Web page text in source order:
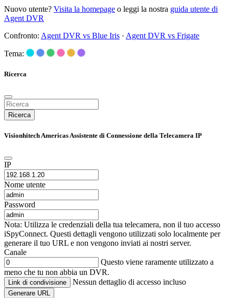
Nuovo utente? Visita la homepage o leggi la nostra guida utente di
Agent DVR
Confronto: Agent DVR vs Blue Iris · Agent DVR vs Frigate
Tema:
Ricerca
Ricerca
Visionhitech Americas Assistente di Connessione della Telecamera IP
IP
Nome utente
Password
Nota: Utilizza le credenziali della tua telecamera, non il tuo accesso
iSpyConnect. Questi dettagli vengono utilizzati solo localmente per
generare il tuo URL e non vengono inviati ai nostri server.
Canale
Questo viene raramente utilizzato a
meno che tu non abbia un DVR.
Link di condivisione Nessun dettaglio di accesso incluso
Generare URL